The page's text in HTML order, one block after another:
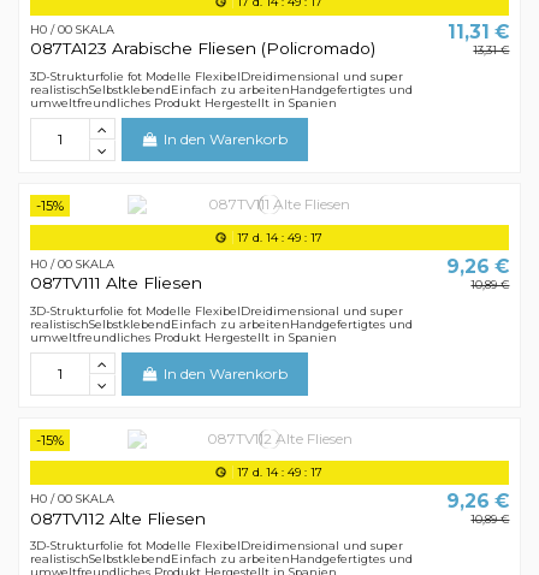
H0 / 00 SKALA
087TA123 Arabische Fliesen (Policromado)
11,31 €
13,31 €
3D-Strukturfolie fot Modelle FlexibelDreidimensional und super
realistischSelbstklebendEinfach zu arbeitenHandgefertigtes und
umweltfreundliches Produkt Hergestellt in Spanien
In den Warenkorb
-15%
17 d. 14:49 :16
H0 / 00 SKALA
087TV111 Alte Fliesen
9,26 €
10,89 €
3D-Strukturfolie fot Modelle FlexibelDreidimensional und super
realistischSelbstklebendEinfach zu arbeitenHandgefertigtes und
umweltfreundliches Produkt Hergestellt in Spanien
In den Warenkorb
-15%
17 d. 14:49 :16
H0 / 00 SKALA
087TV112 Alte Fliesen
9,26 €
10,89 €
3D-Strukturfolie fot Modelle FlexibelDreidimensional und super
realistischSelbstklebendEinfach zu arbeitenHandgefertigtes und
umweltfreundliches Produkt Hergestellt in Spanien